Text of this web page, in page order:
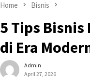
Home Bisnis
5 Tips
di Era
Admin
April 27, 2026